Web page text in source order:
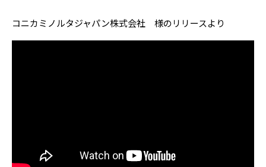
コニカミノルタジャパン株式会社 様のリリースより